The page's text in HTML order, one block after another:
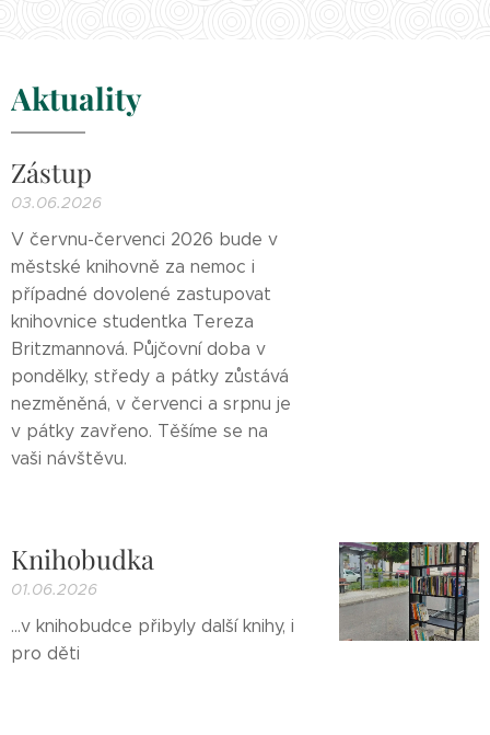
Aktuality
Zástup
03.06.2026
V červnu-červenci 2026 bude v
městské knihovně za nemoc i
případné dovolené zastupovat
knihovnice studentka Tereza
Britzmannová. Půjčovní doba v
pondělky, středy a pátky zůstává
nezměněná, v červenci a srpnu je
v pátky zavřeno. Těšíme se na
vaši návštěvu.
Knihobudka
01.06.2026
...v knihobudce přibyly další knihy, i
pro děti